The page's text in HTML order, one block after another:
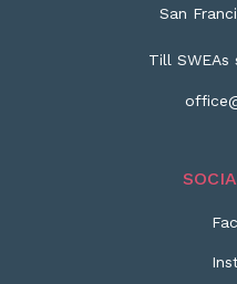
San
Till SWEAs